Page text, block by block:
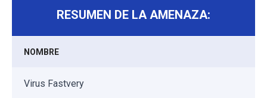
RESUMEN DE LA AMENAZA:
NOMBRE
Virus Fastvery